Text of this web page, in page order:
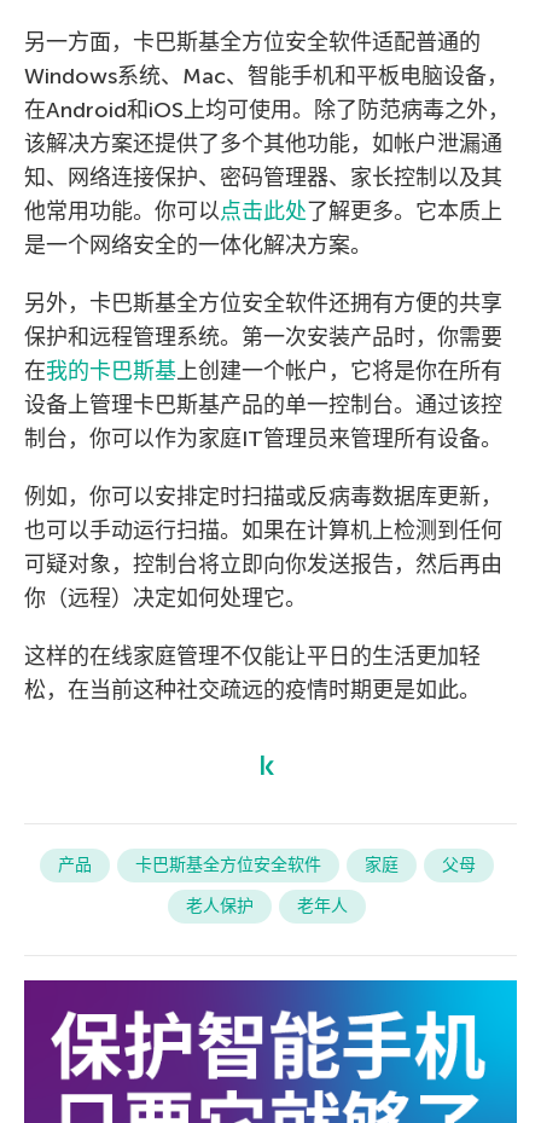
另一方面，卡巴斯基全方位安全软件适配普通的
Windows系统、Mac、智能手机和平板电脑设备，
在Android和iOS上均可使用。除了防范病毒之外，
该解决方案还提供了多个其他功能，如帐户泄漏通
知、网络连接保护、密码管理器、家长控制以及其
他常用功能。你可以点击此处了解更多。它本质上
是一个网络安全的一体化解决方案。
另外，卡巴斯基全方位安全软件还拥有方便的共享
保护和远程管理系统。第一次安装产品时，你需要
在我的卡巴斯基上创建一个帐户，它将是你在所有
设备上管理卡巴斯基产品的单一控制台。通过该控
制台，你可以作为家庭IT管理员来管理所有设备。
例如，你可以安排定时扫描或反病毒数据库更新，
也可以手动运行扫描。如果在计算机上检测到任何
可疑对象，控制台将立即向你发送报告，然后再由
你（远程）决定如何处理它。
这样的在线家庭管理不仅能让平日的生活更加轻
松，在当前这种社交疏远的疫情时期更是如此。
产品 卡巴斯基全方位安全软件 家庭
父母
老人保护
老年人